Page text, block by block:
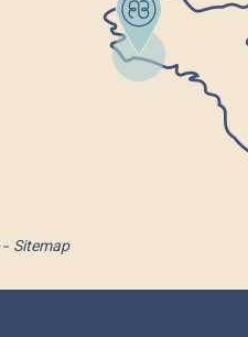
Sitemap